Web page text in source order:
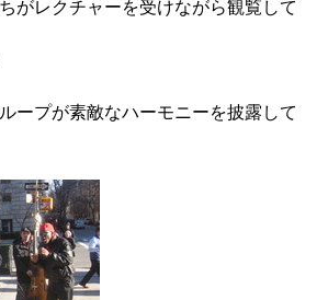
がレクチャーを受けながら観覧して
ープが素敵なハーモニーを披露して